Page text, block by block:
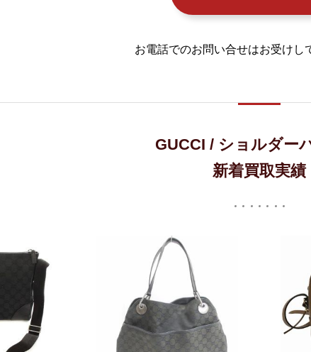
お電話でのお問い合せはお受けし
GUCCI / ショルダー
新着買取実績